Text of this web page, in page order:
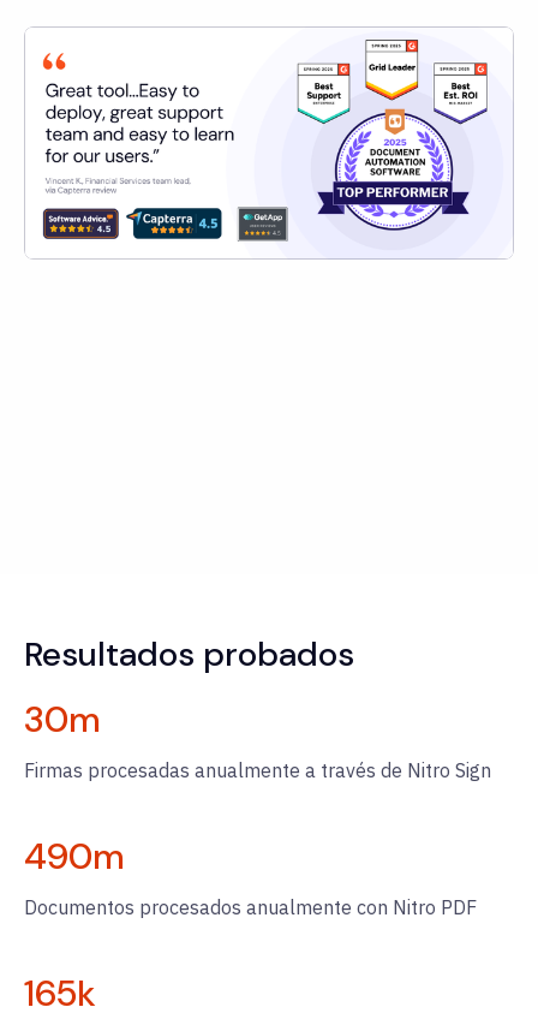
Resultados probados
30m
Firmas procesadas anualmente a través de Nitro Sign
490m
Documentos procesados anualmente con Nitro PDF
165k